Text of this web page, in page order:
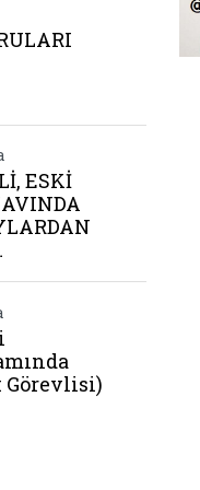
sayin
2026 2030
ESKİ